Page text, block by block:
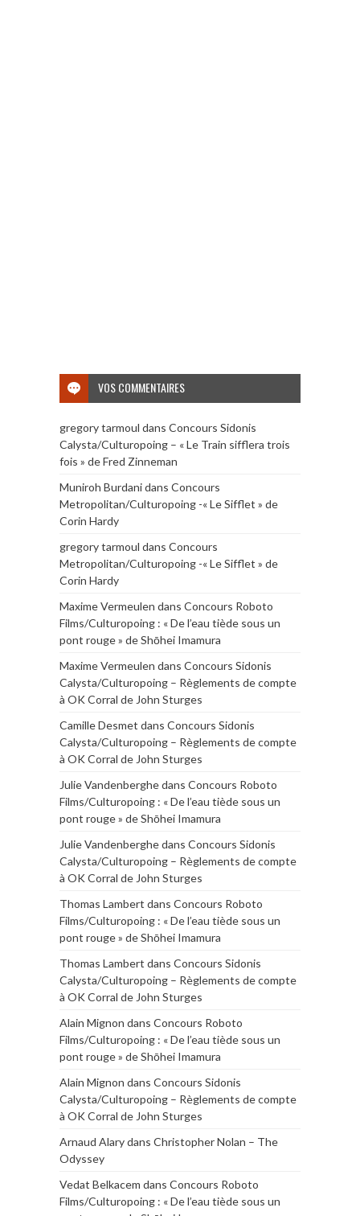
VOS COMMENTAIRES
gregory tarmoul dans Concours Sidonis
Calysta/Culturopoing – « Le Train sifflera trois
fois » de Fred Zinneman
Muniroh Burdanidans Concours
Metropolitan/Culturopoing -« Le Sifflet » de
Corin Hardy
gregory tarmoul dans Concours
Metropolitan/Culturopoing -« Le Sifflet » de
Corin Hardy
Maxime Vermeulen dans Concours Roboto
Films/Culturopoing : « De l’eau tiède sous un
pont rouge » de Shōhei Imamura
Maxime Vermeulen dans Concours Sidonis
Calysta/Culturopoing – Règlements de compte
à OK Corral de John Sturges
Camille Desmet dans Concours Sidonis
Calysta/Culturopoing – Règlements de compte
à OK Corral de John Sturges
Julie Vandenberghedans Concours Roboto
Films/Culturopoing : « De l’eau tiède sous un
pont rouge » de Shōhei Imamura
Julie Vandenberghedans Concours Sidonis
Calysta/Culturopoing – Règlements de compte
à OK Corral de John Sturges
Thomas Lambert dans Concours Roboto
Films/Culturopoing : « De l’eau tiède sous un
pont rouge » de Shōhei Imamura
Thomas Lambert dans Concours Sidonis
Calysta/Culturopoing – Règlements de compte
à OK Corral de John Sturges
Alain Mignon dans Concours Roboto
Films/Culturopoing : « De l’eau tiède sous un
pont rouge » de Shōhei Imamura
Alain Mignon dans Concours Sidonis
Calysta/Culturopoing – Règlements de compte
à OK Corral de John Sturges
Arnaud Alarydans Christopher Nolan – The
Odyssey
Vedat Belkacem dans Concours Roboto
Films/Culturopoing : « De l’eau tiède sous un